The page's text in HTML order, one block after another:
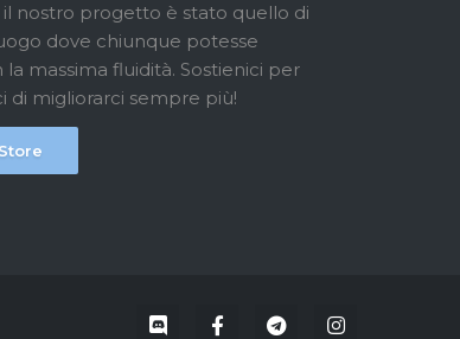
nostro progetto è stato quello di
dove chiunque potesse
la massima fluidità. Sostienici per
di migliorarci sempre più!